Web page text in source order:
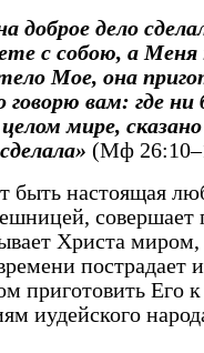
доброе дело
с собою, а Меня
Мое, она
вам: где ни
мире,
(Мф
быть настоящая
совершает
Христа миром,
пострадает
приготовить Его к
иудейского